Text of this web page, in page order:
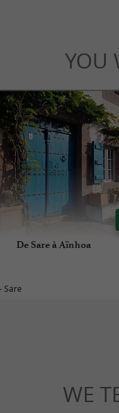
YOU
De Sare à Aïnhoa
Sare
WE